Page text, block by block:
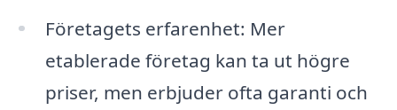
Företagets erfarenhet: Mer
etablerade företag kan ta ut högre
priser, men erbjuder ofta garanti och